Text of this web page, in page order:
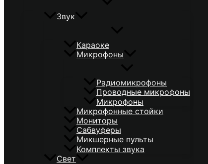
Звук
Караоке
Микрофоны
Радиомикрофоны
Проводные микрофоны
Микрофоны
Микрофонные стойки
Мониторы
Сабвуферы
Микшерные пульты
Комплекты звука
Свет